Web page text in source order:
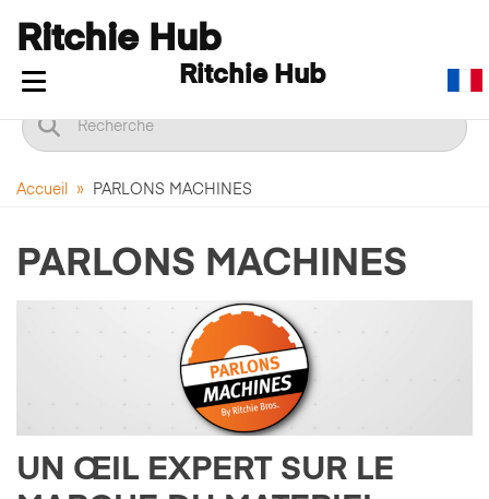
Ritchie Hub
Afficher/masquer la navigation
Ritchie Hub
Accueil » PARLONS MACHINES
PARLONS MACHINES
UN ŒIL EXPERT SUR LE